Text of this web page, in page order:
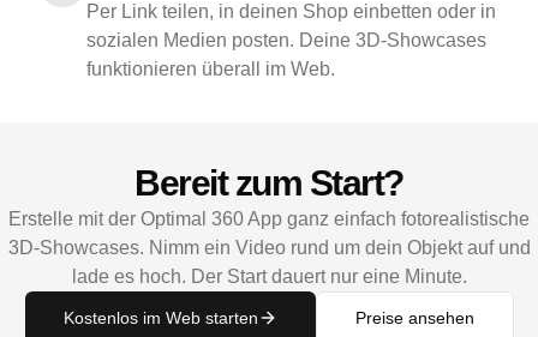
Per Link teilen, in deinen Shop einbetten oder in
sozialen Medien posten. Deine 3D-Showcases
funktionieren überall im Web.
Bereit zum Start?
Erstelle mit der Optimal 360 App ganz einfach fotorealistische
3D-Showcases. Nimm ein Video rund um dein Objekt auf und
lade es hoch. Der Start dauert nur eine Minute.
Kostenlos im Web starten Preise ansehen